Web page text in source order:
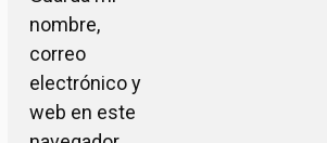
nombre,
correo
electrónico y
web en este